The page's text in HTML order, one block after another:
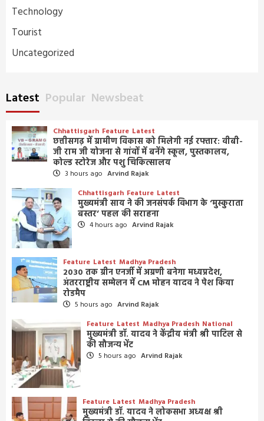
Technology
Tourist
Uncategorized
Latest Popular Newsbeat
Chhattisgarh Feature Latest
छत्तीसगढ़ में ग्रामीण विकास को मिलेगी नई रफ्तार: वीबी-
जी राम जी योजना से गांवों में बनेंगे स्कूल, पुस्तकालय,
कोल्ड स्टोरेज और पशु चिकित्सालय
3 hours ago Arvind Rajak
Chhattisgarh Feature Latest
मुख्यमंत्री साय ने की जनसंपर्क विभाग के ‘मुस्कुराता
बस्तर’ पहल की सराहना
4 hours ago Arvind Rajak
Feature Latest Madhya Pradesh
2030 तक ग्रीन एनर्जी में अग्रणी बनेगा मध्यप्रदेश,
अंतरराष्ट्रीय सम्मेलन में CM मोहन यादव ने पेश किया
रोडमैप
5 hours ago Arvind Rajak
Feature Latest Madhya Pradesh National
मुख्यमंत्री डॉ. यादव ने केंद्रीय मंत्री श्री पाटिल से
की सौजन्य भेंट
5 hours ago Arvind Rajak
Feature Latest Madhya Pradesh
मुख्यमंत्री डॉ. यादव ने लोकसभा अध्यक्ष श्री